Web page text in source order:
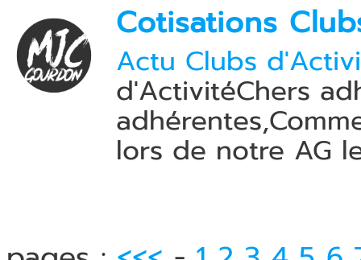
Cotisations
Actu Clubs
d'ActivitéChers
lors de notre AG